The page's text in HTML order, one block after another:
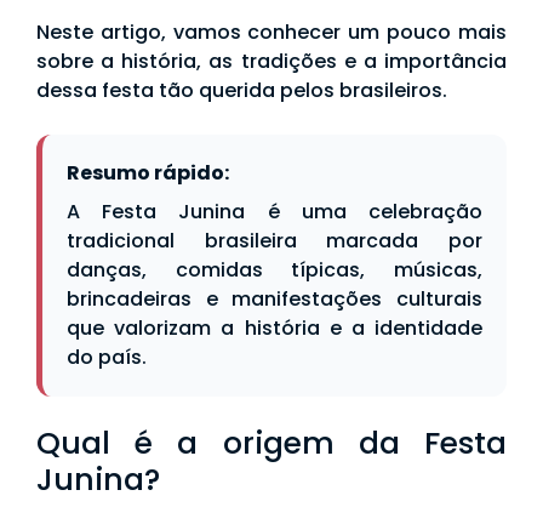
Neste artigo, vamos conhecer um pouco mais
sobre a história, as tradições e a importância
dessa festa tão querida pelos brasileiros.
Resumo rápido:
A Festa Junina é uma celebração
tradicional brasileira marcada por
danças, comidas típicas, músicas,
brincadeiras e manifestações culturais
que valorizam a história e a identidade
do país.
Qual é a origem da Festa
Junina?